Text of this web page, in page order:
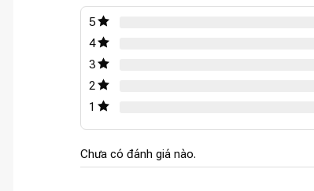
5
4
3
2
1
Chưa có đánh giá nào.